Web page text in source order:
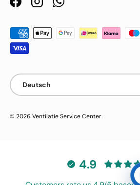
FacebookInstagramWhatsApp
Zahlungsmethoden
Sprache
Deutsch
© 2026 Ventilatie Service Center.
4.9